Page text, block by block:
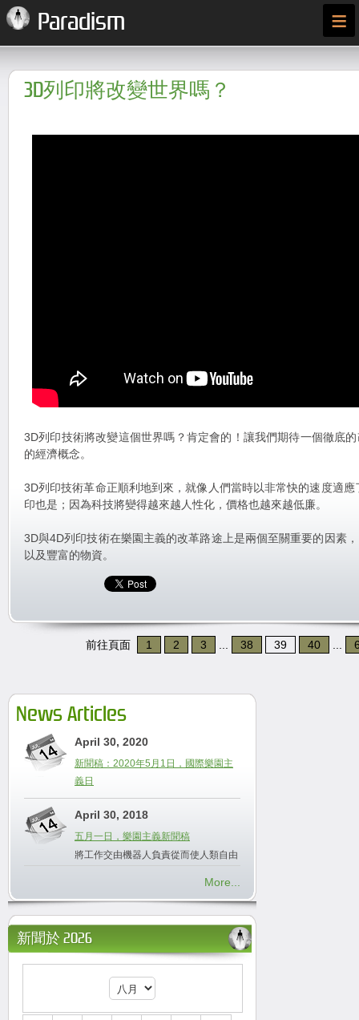
Paradism ≡
3D列印將改變世界嗎？
3D列印技術將改變這個世界嗎？肯定會的！讓我們期待一個徹底
的經濟概念。
3D列印技術革命正順利地到來，就像人們當時以非常快的速度適
印也是；因為科技將變得越來越人性化，價格也越來越低廉。
3D與4D列印技術在樂園主義的改革路途上是兩個至關重要的因素
以及豐富的物資。
前往頁面 1 2 3 38 39 40
News Articles
April 30, 2020
新聞稿：2020年5月1日，國際樂園主
義日
April 30, 2018
五月一日，樂園主義新聞稿
將工作交由機器人負責從而使人類自由
More...
新聞於 2026